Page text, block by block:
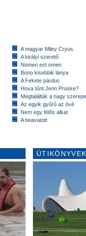
A magyar Miley Cryus
A királyi szerető
Nomen est omen
Bono kisebbik lánya
A Fekete párduc
Hova tűnt Jenn Proske?
Megtalálták a nagy
Az egyik gyűrű az övé
Nem egy félős alkat
A beavatott